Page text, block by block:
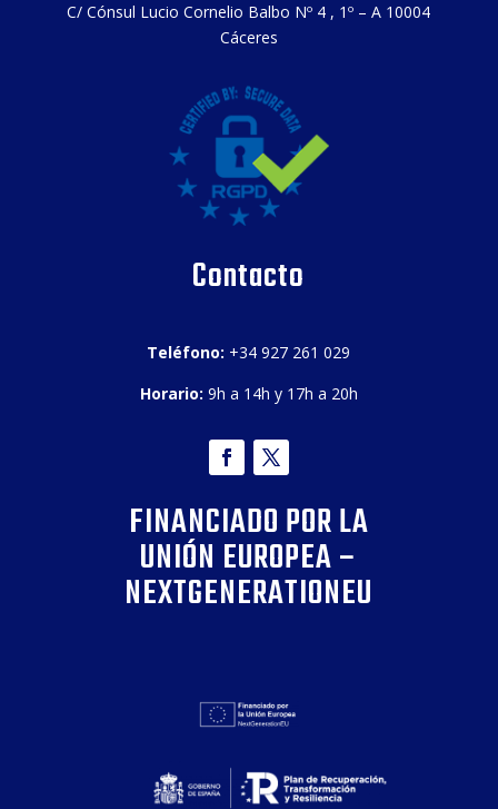
C/ Cónsul Lucio Cornelio Balbo Nº 4 , 1º – A 10004
Cáceres
Contacto
Teléfono: +34 927 261 029
Horario: 9h a 14h y 17h a 20h
FINANCIADO POR LA
UNIÓN EUROPEA –
NEXTGENERATIONEU